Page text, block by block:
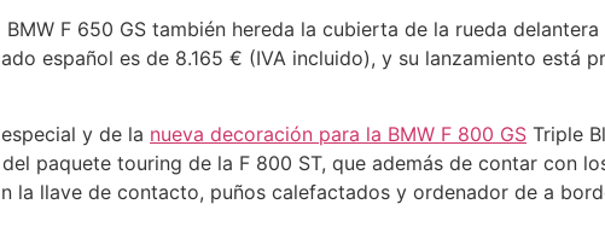
F 650 GS también hereda la cubierta de la rueda
español es de 8.165 € (IVA incluido), y su lanzamiento está
y de la nueva decoración para la BMW F 800 GS Triple
paquete touring de la F 800 ST, que además de contar con
la llave de contacto, puños calefactados y ordenador de a